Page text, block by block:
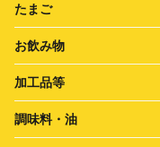
たまご
お飲み物
加工品等
調味料・油